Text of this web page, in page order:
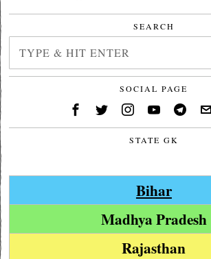
SEARCH
SOCIAL PAGE
STATE GK
Bihar
Madhya Pradesh
Rajasthan